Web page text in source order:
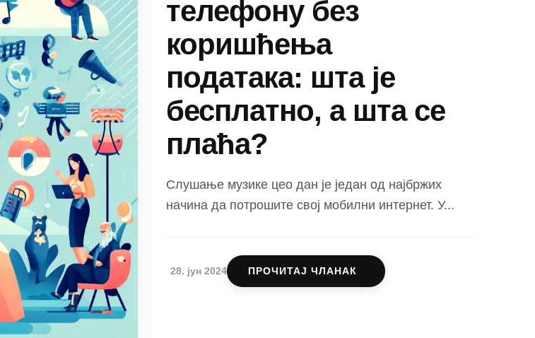
телефону без
коришћења
података: шта је
бесплатно, а шта се
плаћа?
Слушање музике цео дан је један од најбржих
начина да потрошите свој мобилни интернет. У...
28. јун 2024 ПРОЧИТАЈ ЧЛАНАК